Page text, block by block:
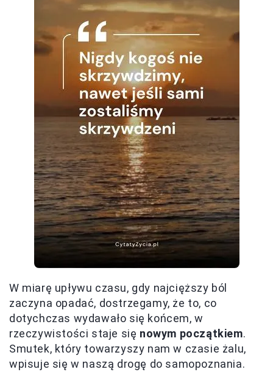
W miarę upływu czasu, gdy najcięższy ból
zaczyna opadać, dostrzegamy, że to, co
dotychczas wydawało się końcem, w
rzeczywistości staje się nowym początkiem.
Smutek, który towarzyszy nam w czasie żalu,
wpisuje się w naszą drogę do samopoznania.